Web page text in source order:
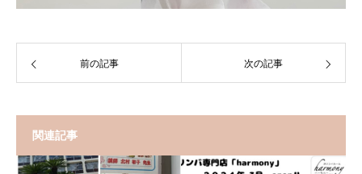
前の記事 次の記事
関連記事